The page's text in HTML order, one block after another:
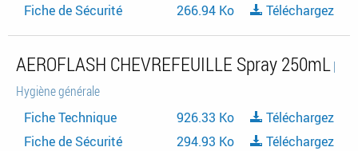
Fiche de Sécurité
266.94 Ko Téléchargez
AEROFLASH CHEVREFEUILLE Spray 250mL|
Hygiène générale
Fiche Technique
926.33 Ko
Téléchargez
Fiche de Sécurité
294.93 Ko Téléchargez